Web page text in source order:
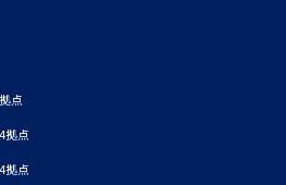
点
拠点
拠点